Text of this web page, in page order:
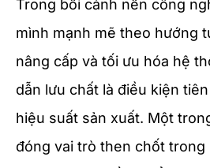
Trong bối cảnh nền công
mình mạnh mẽ theo hướng
nâng cấp và tối ưu hóa hệ
dẫn lưu chất là điều kiện
hiệu suất sản xuất. Một
đóng vai trò then chốt trong